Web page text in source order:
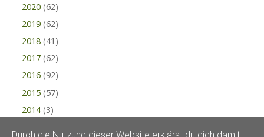
2020 (62)
2019 (62)
2018 (41)
2017 (62)
2016 (92)
2015 (57)
2014 (3)